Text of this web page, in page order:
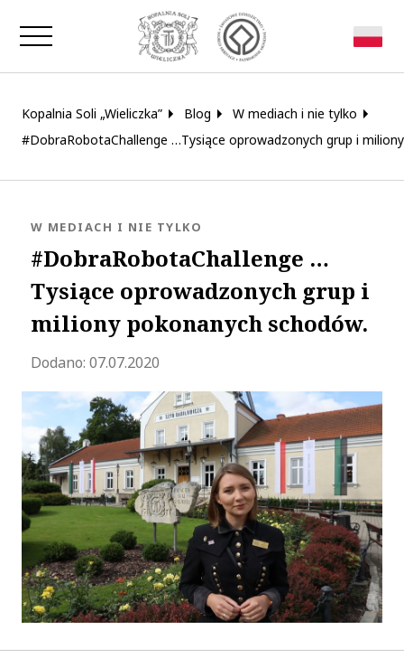
Zamknij okno
Kopalnia Soli „Wieliczka” Blog
W mediach i nie tylko
#DobraRobotaChallenge …Tysiące oprowadzonych grup i
#DobraRobotaChallenge …
Tysiące oprowadzonych grup i
miliony pokonanych schodów.
KATEGORIA:
W MEDIACH I NIE TYLKO
Dodano: 07.07.2020Zaktualizowano 2020-07-27 13:15:37